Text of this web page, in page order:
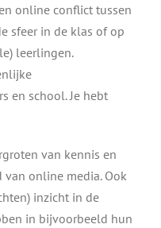
online conflict tussen
sfeer in de klas of op
leerlingen.
en school. Je hebt
van kennis en
online media. Ook
inzicht in de
in bijvoorbeeld hun